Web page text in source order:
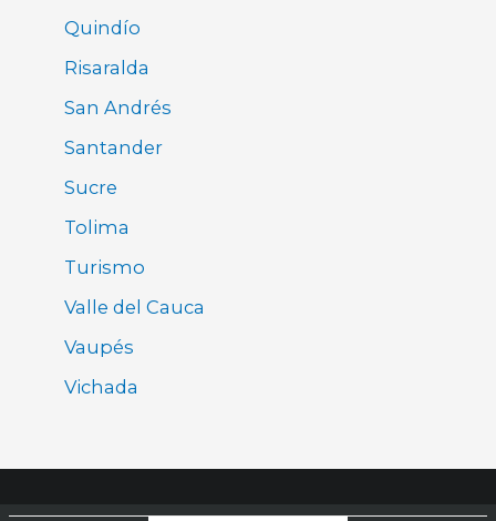
Quindío
Risaralda
San Andrés
Santander
Sucre
Tolima
Turismo
Valle del Cauca
Vaupés
Vichada